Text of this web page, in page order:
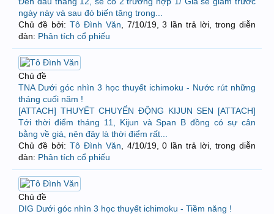
ngày này và sau đó biến tăng trong...
Chủ đề bởi: Tô Đình Văn 7/10/19, 3 lần trả lời, trong diễn
đàn: Phân tích cổ phiếu
Chủ đề
TNA Dưới góc nhìn 3 học thuyết ichimoku - Nước rút những
tháng cuối năm !
[ATTACH] THUYẾT CHUYỂN ĐỘNG KIJUN SEN [ATTACH]
Tới thời điểm tháng 11, Kijun và Span B đồng có sự cân
bằng về giá, nên đây là thời điểm rất...
Chủ đề bởi: Tô Đình Văn 4/10/19, 0 lần trả lời, trong diễn
đàn: Phân tích cổ phiếu
Chủ đề
DIG Dưới góc nhìn 3 học thuyết ichimoku - Tiềm năng !